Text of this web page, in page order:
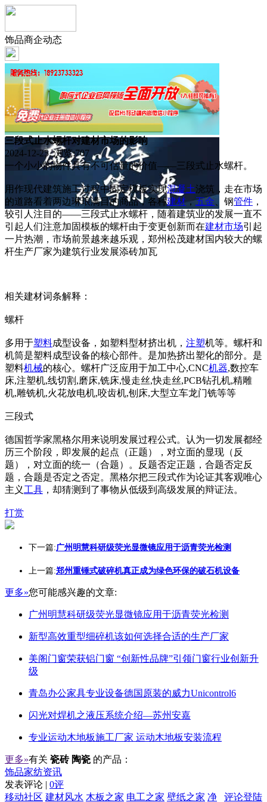
饰品商企动态
三段式止水螺杆对建材市场的影响
2024-12-25 浏览:707
一个小小的物件具有不可估量的价值——三段式止水螺杆。
用作现代建筑施工过程中固定模板实现混凝土浇筑，走在市场
的道路看着两边琳琅满目的商品，各种建材，五金、钢管件 ，
较引人注目的——三段式止水螺杆，随着建筑业的发展一直不
引起人们注意加固模板的螺杆由于变更创新而在建材市场引起
一片热潮，市场前景越来越乐观，郑州松茂建材国内较大的螺
杆生产厂家为建筑行业发展添砖加瓦
相关建材词条解释：
螺杆
多用于塑料成型设备，如塑料型材挤出机， 注塑机等。螺杆和
机筒是塑料成型设备的核心部件。是加热挤出塑化的部分。是
塑料机械的核心。螺杆广泛应用于加工中心,CNC机器,数控车
床,注塑机,线切割,磨床,铣床,慢走丝,快走丝,PCB钻孔机,精雕
机,雕铣机,火花放电机,咬齿机,刨床,大型立车龙门铣等等
三段式
德国哲学家黑格尔用来说明发展过程公式。认为一切发展都经
历三个阶段，即发展的起点（正题），对立面的显现（反
题），对立面的统一（合题）。反题否定正题，合题否定反
题，合题是否定之否定。黑格尔把三段式作为论证其客观唯心
主义 工具 ，却猜测到了事物从低级到高级发展的辩证法。
打赏
下一篇:广州明慧科研级荧光显微镜应用于沥青荧光检测
上一篇:郑州重锤式破碎机真正成为绿色环保的破石机设备
更多»您可能感兴趣的文章:
广州明慧科研级荧光显微镜应用于沥青荧光检测
新型高效重型细碎机该如何选择合适的生产厂家
美阁门窗荣获铝门窗 “创新性品牌”引领门窗行业创新升
级
青岛办公家具专业设备德国原装的威力Unicontrol6
闪光对焊机之液压系统介绍—苏州安嘉
专业运动木地板施工厂家 运动木地板安装流程
更多»有关 瓷砖 陶瓷 的产品：
饰品家纺资讯
发表评论 | 0评
评论登陆
移动社区 建材风水 木板之家 电工之家 壁纸之家 净